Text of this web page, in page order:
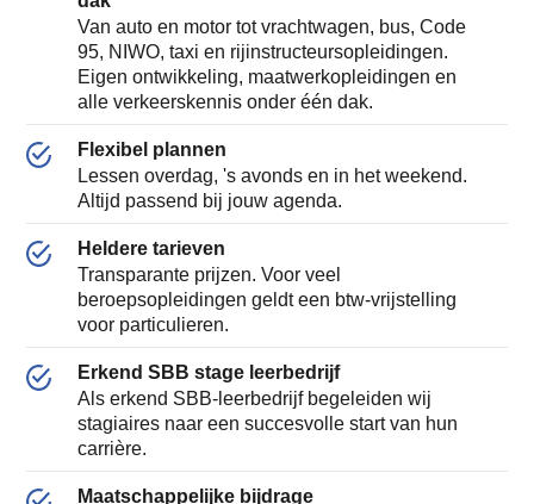
Van auto en motor tot vrachtwagen, bus, Code
95, NIWO, taxi en rijinstructeursopleidingen.
Eigen ontwikkeling, maatwerkopleidingen en
alle verkeerskennis onder één dak.
Flexibel plannen
Lessen overdag, 's avonds en in het weekend.
Altijd passend bij jouw agenda.
Heldere tarieven
Transparante prijzen. Voor veel
beroepsopleidingen geldt een btw-vrijstelling
voor particulieren.
Erkend SBB stage leerbedrijf
Als erkend SBB-leerbedrijf begeleiden wij
stagiaires naar een succesvolle start van hun
carrière.
Maatschappelijke bijdrage